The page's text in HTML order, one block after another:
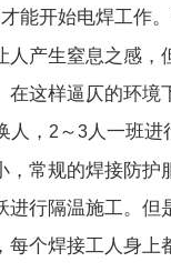
能开始电焊工作。
人产生窒息之感，
在这样逼仄的环境
人， 2 ～3人一班进
，常规的焊接防护
进行隔温施工。但
每个焊接工人身